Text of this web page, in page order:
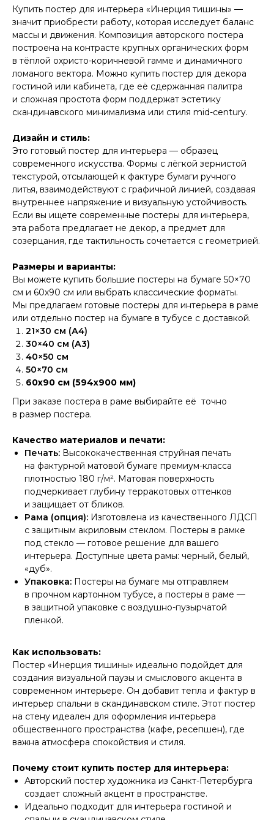
Купить постер для интерьера «Инерция тишины» —
значит приобрести работу, которая исследует баланс
массы и движения. Композиция авторского постера
построена на контрасте крупных органических форм
в тёплой охристо-коричневой гамме и динамичного
ломаного вектора. Можно купить постер для декора
гостиной или кабинета, где её сдержанная палитра
и сложная простота форм поддержат эстетику
скандинавского минимализма или стиля mid-century.
Дизайн и стиль:
Это готовый постер для интерьера — образец
современного искусства. Формы с лёгкой зернистой
текстурой, отсылающей к фактуре бумаги ручного
литья, взаимодействуют с графичной линией, создавая
внутреннее напряжение и визуальную устойчивость.
Если вы ищете современные постеры для интерьера,
эта работа предлагает не декор, а предмет для
созерцания, где тактильность сочетается с геометрией.
Размеры и варианты:
Вы можете купить большие постеры на бумаге 50×70
см и 60х90 см или выбрать классические форматы.
Мы предлагаем готовые постеры для интерьера в раме
или отдельно постер на бумаге в тубусе с доставкой.
21×30 см (А4)
30×40 см (А3)
40×50 см
50×70 см
60х90 см (594х900 мм)
При заказе постера в раме выбирайте её точно
в размер постера.
Качество материалов и печати:
Печать: Высококачественная струйная печать
на фактурной матовой бумаге премиум-класса
плотностью 180 г/м². Матовая поверхность
подчеркивает глубину терракотовых оттенков
и защищает от бликов.
Рама (опция): Изготовлена из качественного ЛДСП
с защитным акриловым стеклом. Постеры в рамке
под стекло — готовое решение для вашего
интерьера. Доступные цвета рамы: черный, белый,
«дуб».
Упаковка: Постеры на бумаге мы отправляем
в прочном картонном тубусе, а постеры в раме —
в защитной упаковке с воздушно-пузырчатой
пленкой.
Как использовать:
Постер «Инерция тишины» идеально подойдет для
создания визуальной паузы и смыслового акцента в
современном интерьере. Он добавит тепла и фактур в
интерьер спальни в скандинавском стиле. Этот постер
на стену идеален для оформления интерьера
общественного пространства (кафе, ресепшен), где
важна атмосфера спокойствия и стиля.
Почему стоит купить постер для интерьера:
Авторский постер художника из Санкт-Петербурга
создает сложный акцент в пространстве.
Идеально подходит для интерьера гостиной и